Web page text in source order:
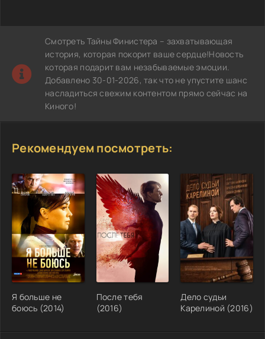
Смотреть Тайны Финистера – захватывающая
история, которая покорит ваше сердце!Новость
которая подарит вам незабываемые эмоции.
Добавлено 30-01-2026, так что не упустите шанс
насладиться свежим контентом прямо сейчас на
Киного!
Рекомендуем посмотреть:
Я больше не
боюсь (2014)
После тебя
(2016)
Дело судьи
Карелиной (2016)